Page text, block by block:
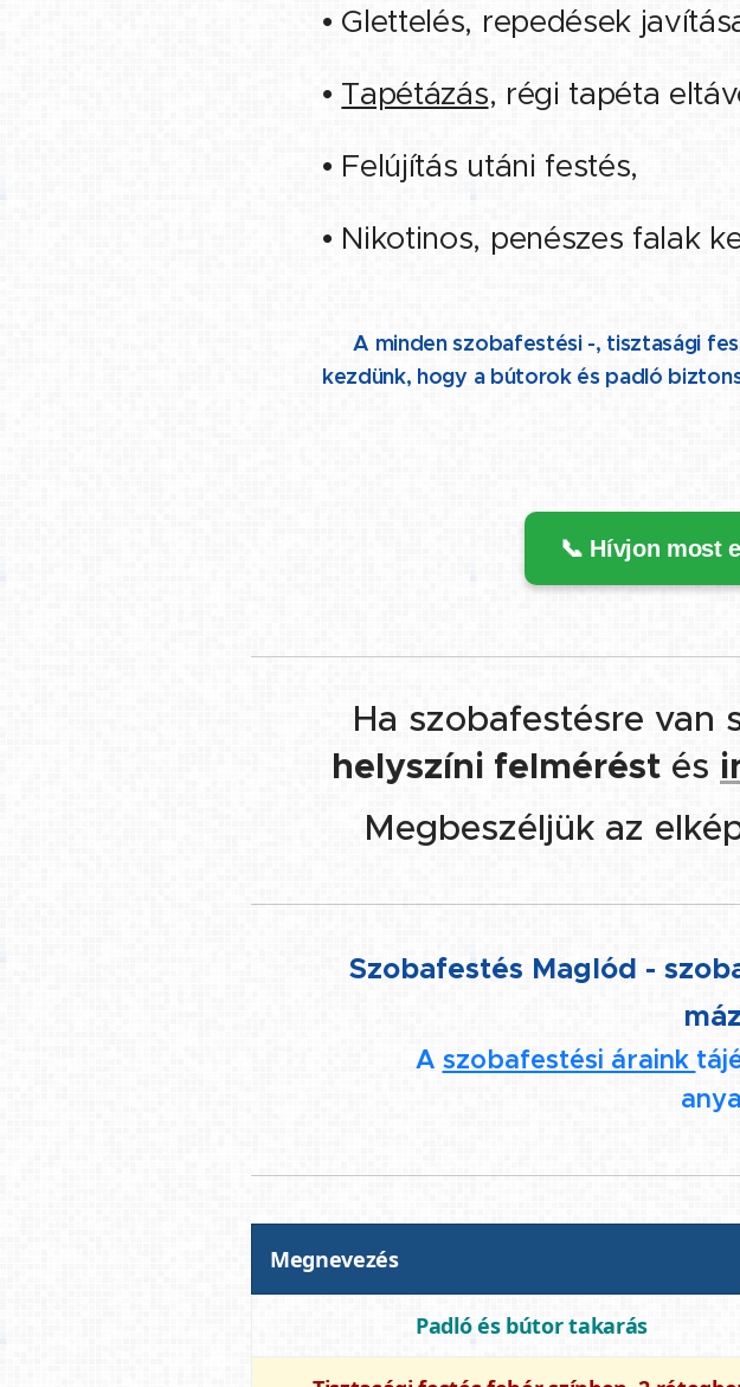
• Glettelés, repedések
• Tapétázás, régi tapéta
• Felújítás utáni festés,
• Nikotinos, penészes falak
👉 A minden szobafestési -, tisztasági
kezdünk, hogy a bútorok és padló
📞 Hívjon most
Ha szobafestésre van
helyszíni felmérést és
Megbeszéljük az
Szobafestés Maglód -
A szobafestési áraink
Megnevezés
Padló és bútor takarás